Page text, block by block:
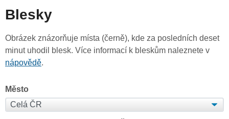
Blesky
Obrázek znázorňuje místa (černě), kde za posledních deset
minut uhodil blesk. Více informací k bleskům naleznete v
nápovědě.
Město